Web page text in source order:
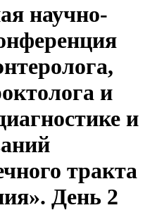
научно-
и
и
тракта
День 2